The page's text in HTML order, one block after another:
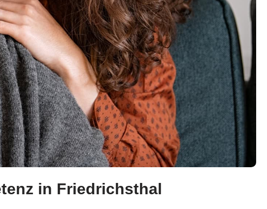
in Friedrichsthal